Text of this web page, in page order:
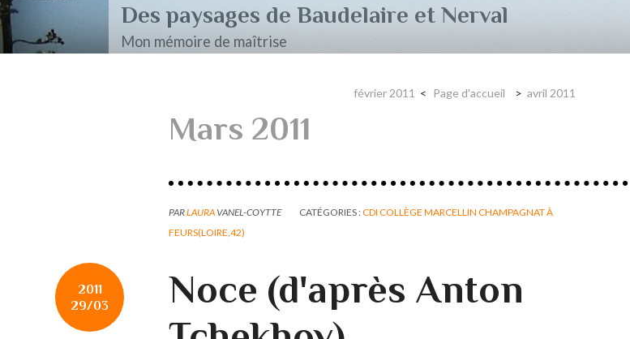
Des paysages de Baudelaire et Nerval
Mon mémoire de maîtrise
février 2011 Page d'accueil avril 2011
Mars 2011
PARLAURA VANEL-COYTTE CATÉGORIES :CDI COLLÈGE MARCELLIN CHAMPAGNAT À
FEURS(LOIRE,42)
2011
29/03
Noce (d'après Anton